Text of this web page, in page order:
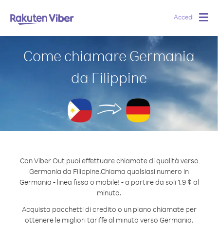
Accedi
Come chiamare Germania
da Filippine
Con Viber Out puoi effettuare chiamate di qualità verso
Germania da Filippine.Chiama qualsiasi numero in
Germania - linea fissa o mobile! - a partire da soli 1.9 ¢ al
minuto.
Acquista pacchetti di credito o un piano chiamate per
ottenere le migliori tariffe al minuto verso Germania.